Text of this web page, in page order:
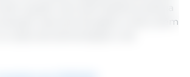
nas importações poderia
nacional de gado e aves, além
custos de alimentação e de